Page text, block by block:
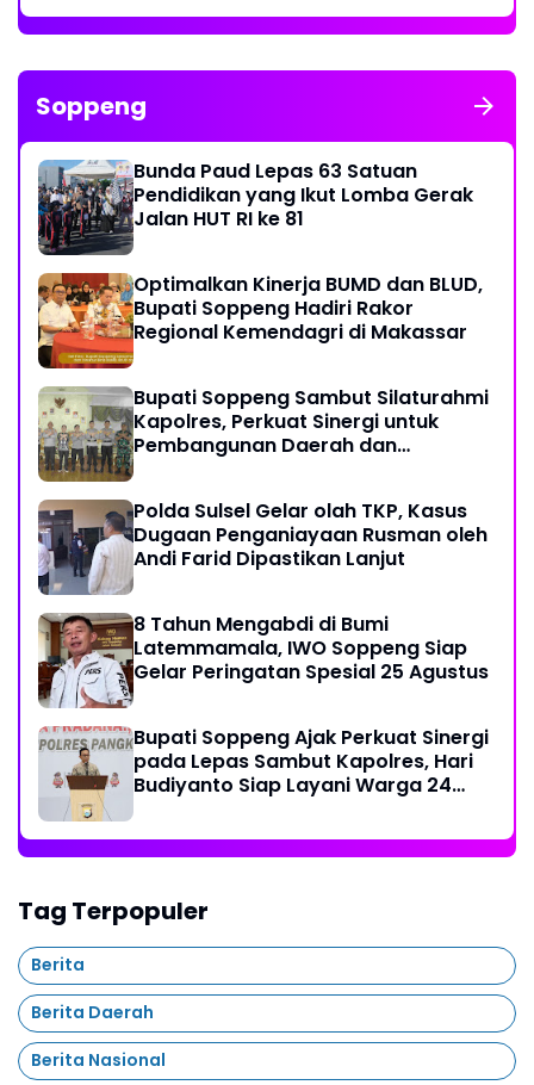
Soppeng
Bunda Paud Lepas 63 Satuan
Pendidikan yang Ikut Lomba Gerak
Jalan HUT RI ke 81
Optimalkan Kinerja BUMD dan BLUD,
Bupati Soppeng Hadiri Rakor
Regional Kemendagri di Makassar
Bupati Soppeng Sambut Silaturahmi
Kapolres, Perkuat Sinergi untuk
Pembangunan Daerah dan
Polda Sulsel Gelar olah TKP, Kasus
Dugaan Penganiayaan Rusman oleh
Andi Farid Dipastikan Lanjut
8 Tahun Mengabdi di Bumi
Latemmamala, IWO Soppeng Siap
Gelar Peringatan Spesial 25 Agustus
Bupati Soppeng Ajak Perkuat Sinergi
pada Lepas Sambut Kapolres, Hari
Budiyanto Siap Layani Warga 24
Tag Terpopuler
Berita
Berita Daerah
Berita Nasional